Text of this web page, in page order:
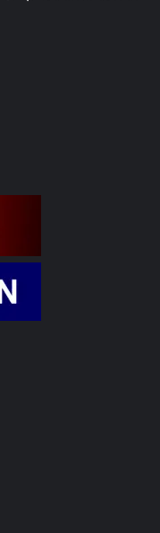
बड़ी घटना तत्काल पाठकों तक